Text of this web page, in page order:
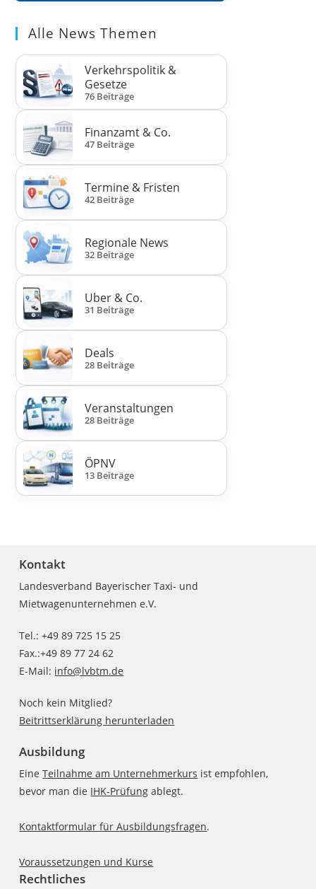
Alle News Themen
Verkehrspolitik &
Gesetze
76 Beiträge
Finanzamt & Co.
47 Beiträge
Termine & Fristen
42 Beiträge
Regionale News
32 Beiträge
Uber & Co.
31 Beiträge
Deals
28 Beiträge
Veranstaltungen
28 Beiträge
ÖPNV
13 Beiträge
Kontakt
Landesverband Bayerischer Taxi- und
Mietwagenunternehmen e.V.
Tel.: +49 89 725 15 25
Fax.:+49 89 77 24 62
E-Mail: info@lvbtm.de
Noch kein Mitglied?
Beitrittserklärung herunterladen
Ausbildung
EineTeilnahme am Unternehmerkurs ist empfohlen,
bevor man die IHK-Prüfung ablegt.
Kontaktformular für Ausbildungsfragen.
Voraussetzungen und Kurse
Rechtliches